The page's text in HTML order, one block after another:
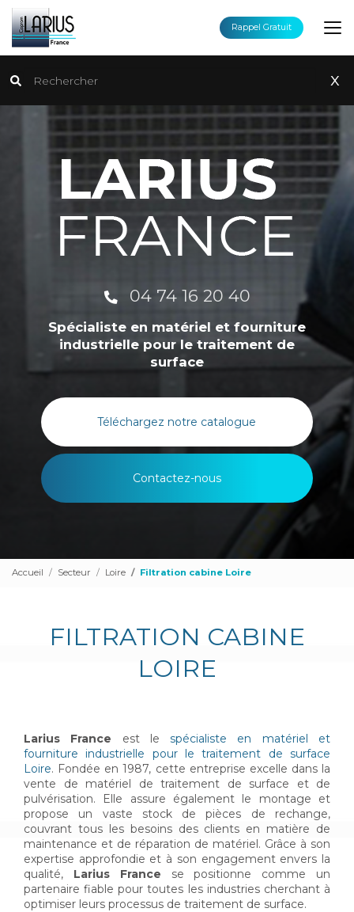
Aller
au
contenu
principal
Rechercher
x
Rappel Gratuit
04 74 16 20 40
Spécialiste en matériel et fourniture
industrielle pour le traitement de
surface
Téléchargez notre catalogue
Contactez-nous
Accueil Secteur Loire Filtration cabine Loire
FILTRATION CABINE
LOIRE
Larius France est lespécialiste en matériel et
fourniture industrielle pour le traitement de surface
Loire. Fondée en 1987, cette entreprise excelle dans la
vente de matériel de traitement de surface et de
pulvérisation. Elle assure également le montage et
propose un vaste stock de pièces de rechange,
couvrant tous les besoins des clients en matière de
maintenance et de réparation de matériel. Grâce à son
expertise approfondie et à son engagement envers la
qualité, Larius France se positionne comme un
partenaire fiable pour toutes les industries cherchant à
optimiser leurs processus de traitement de surface.